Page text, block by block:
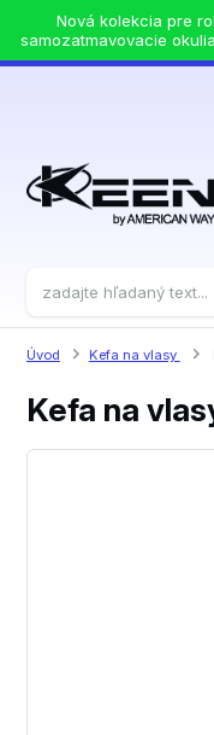
Nová kolekcia pre
samozatmavovacie
Úvod Kefa na vlasy
Kefa na